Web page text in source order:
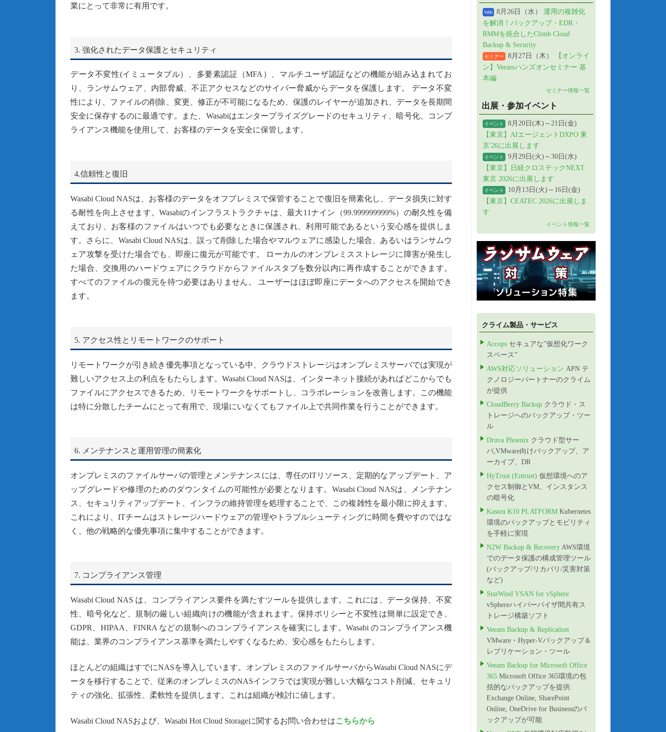
業にとって非常に有用です。
3. 強化されたデータ保護とセキュリティ
データ不変性(イミュータブル）、多要素認証（MFA）、マルチユーザ認証などの機能が組み込まれてお
り、ランサムウェア、内部脅威、不正アクセスなどのサイバー脅威からデータを保護します。 データ不変
性により、ファイルの削除、変更、修正が不可能になるため、保護のレイヤーが追加され、データを長期間
安全に保存するのに最適です。また、Wasabiはエンタープライズグレードのセキュリティ、暗号化、コンプ
ライアンス機能を使用して、お客様のデータを安全に保管します。
4.信頼性と復旧
Wasabi Cloud NASは、お客様のデータをオフプレミスで保管することで復旧を簡素化し、データ損失に対す
る耐性を向上させます。Wasabiのインフラストラクチャは、最大11ナイン（99.999999999%）の耐久性を備
えており、お客様のファイルはいつでも必要なときに保護され、利用可能であるという安心感を提供しま
す。さらに、Wasabi Cloud NASは、誤って削除した場合やマルウェアに感染した場合、あるいはランサムウ
ェア攻撃を受けた場合でも、即座に復元が可能です。 ローカルのオンプレミスストレージに障害が発生し
た場合、交換用のハードウェアにクラウドからファイルスタブを数分以内に再作成することができます。
すべてのファイルの復元を待つ必要はありません。 ユーザーはほぼ即座にデータへのアクセスを開始でき
ます。
5. アクセス性とリモートワークのサポート
リモートワークが引き続き優先事項となっている中、クラウドストレージはオンプレミスサーバでは実現が
難しいアクセス上の利点をもたらします。Wasabi Cloud NASは、インターネット接続があればどこからでも
ファイルにアクセスできるため、リモートワークをサポートし、コラボレーションを改善します。この機能
は特に分散したチームにとって有用で、現場にいなくてもファイル上で共同作業を行うことができます。
6. メンテナンスと運用管理の簡素化
オンプレミスのファイルサーバの管理とメンテナンスには、専任のITリソース、定期的なアップデート、ア
ップグレードや修理のためのダウンタイムの可能性が必要となります。Wasabi Cloud NASは、メンテナン
ス、セキュリティアップデート、インフラの維持管理を処理することで、この複雑性を最小限に抑えます。
これにより、ITチームはストレージハードウェアの管理やトラブルシューティングに時間を費やすのではな
く、他の戦略的な優先事項に集中することができます。
7. コンプライアンス管理
Wasabi Cloud NAS は、コンプライアンス要件を満たすツールを提供します。これには、データ保持、不変
性、暗号化など、規制の厳しい組織向けの機能が含まれます。保持ポリシーと不変性は簡単に設定でき、
GDPR、HIPAA、FINRA などの規制へのコンプライアンスを確実にします。Wasabi のコンプライアンス機
能は、業界のコンプライアンス基準を満たしやすくなるため、安心感をもたらします。
ほとんどの組織はすでにNASを導入しています。オンプレミスのファイルサーバからWasabi Cloud NASにデ
ータを移行することで、従来のオンプレミスのNASインフラでは実現が難しい大幅なコスト削減、セキュリ
ティの強化、拡張性、柔軟性を提供します。これは組織が検討に値します。
Wasabi Cloud NASおよび、Wasabi Hot Cloud Storageに関するお問い合わせはこちらから
Web 8月26日（水） 運用の複雑化
を解消！バックアップ・EDR・
RMMを統合したClimb Cloud
Backup & Security
セミナー 8月27日（木）
【オンライ
ン】Veeamハンズオンセミナー 基
本編
セミナー情報一覧
出展・参加イベント
イベント
8月20日(木)～21日(金)
【東京】AIエージェントDXPO 東
京'26に出展します
イベント
9月29日(火)～30日(水)
【東京】日経クロステックNEXT
東京 2026に出展します
イベント
10月13日(火)～16日(金)
【東京】CEATEC 2026に出展しま
す
イベント情報一覧
クライム製品・サービス
Accops セキュアな”仮想化ワーク
スペース”
AWS対応ソリューション APN テ
クノロジーパートナーのクライム
が提供
CloudBerry Backup クラウド・ス
トレージへのバックアップ・ツー
ル
Druva Phoenix クラウド型サー
バ,VMware向けバックアップ、ア
ーカイブ、DR
HyTrust (Entrust) 仮想環境へのア
クセス制御とVM、インスタンス
の暗号化
Kasten K10 PLATFORM Kubernetes
環境のバックアップとモビリティ
を手軽に実現
N2W Backup & Recovery AWS環境
でのデータ保護の構成管理ツール
(バックアップ/リカバリ/災害対策
など)
StarWind VSAN for vSphere
vSphereハイパーバイザ間共有ス
トレージ構築ソフト
Veeam Backup & Replication
VMware・Hyper-Vバックアップ＆
レプリケーション・ツール
Veeam Backup for Microsoft Office
365 Microsoft Office 365環境の包
括的なバックアップを提供:
Exchange Online, SharePoint
Online, OneDrive for Businessのバ
ックアップが可能